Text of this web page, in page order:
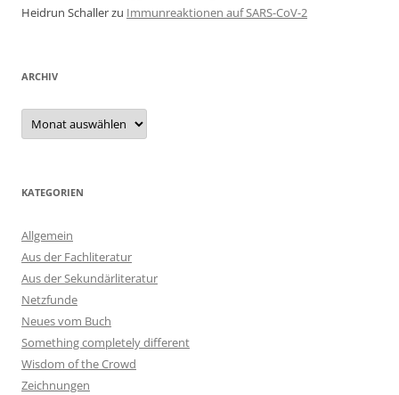
Heidrun Schallerzu Immunreaktionen auf SARS-CoV-2
ARCHIV
Archiv
KATEGORIEN
Allgemein
Aus der Fachliteratur
Aus der Sekundärliteratur
Netzfunde
Neues vom Buch
Something completely different
Wisdom of the Crowd
Zeichnungen